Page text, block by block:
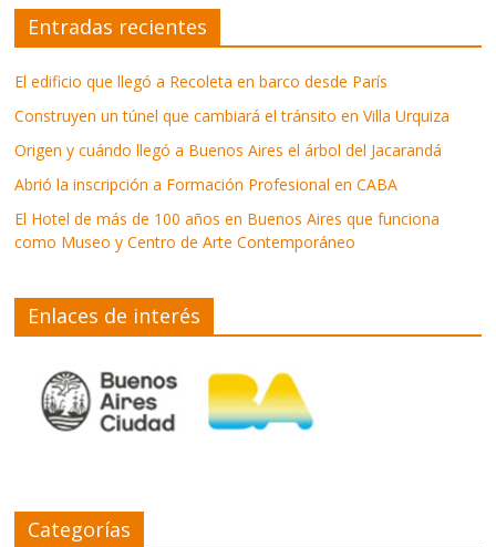
Entradas recientes
El edificio que llegó a Recoleta en barco desde París
Construyen un túnel que cambiará el tránsito en Villa Urquiza
Origen y cuándo llegó a Buenos Aires el árbol del Jacarandá
Abrió la inscripción a Formación Profesional en CABA
El Hotel de más de 100 años en Buenos Aires que funciona
como Museo y Centro de Arte Contemporáneo
Enlaces de interés
Categorías